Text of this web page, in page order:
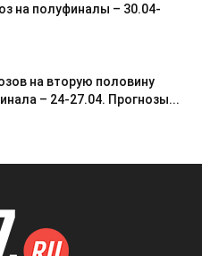
на полуфиналы – 30.04-
на вторую половину
– 24-27.04. Прогнозы...